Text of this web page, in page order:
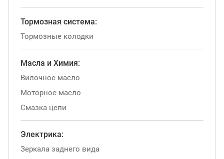
Тормозная система:
Тормозные колодки
Масла и Химия:
Вилочное масло
Моторное масло
Смазка цепи
Электрика:
Зеркала заднего вида